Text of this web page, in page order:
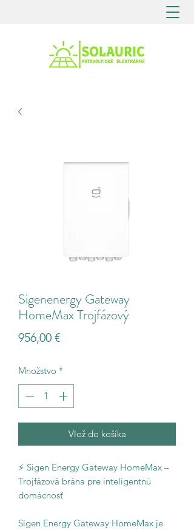
Sigenenergy Gateway
HomeMax Trojfázový
956,00 €Price
Množstvo *
Vlož do košíka
⚡ Sigen Energy Gateway HomeMax –
Trojfázová brána pre inteligentnú
domácnosť
Sigen Energy Gateway HomeMax je